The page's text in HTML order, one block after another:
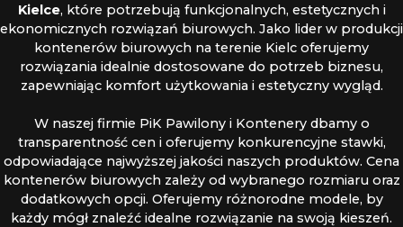
Kielce, które potrzebują funkcjonalnych, estetycznych i
ekonomicznych rozwiązań biurowych. Jako lider w produkcji
kontenerów biurowych na terenie Kielc oferujemy
rozwiązania idealnie dostosowane do potrzeb biznesu,
zapewniając komfort użytkowania i estetyczny wygląd.
W naszej firmie PiK Pawilony i Kontenery dbamy o
transparentność cen i oferujemy konkurencyjne stawki,
odpowiadające najwyższej jakości naszych produktów. Cena
kontenerów biurowych zależy od wybranego rozmiaru oraz
dodatkowych opcji. Oferujemy różnorodne modele, by
każdy mógł znaleźć idealne rozwiązanie na swoją kieszeń.